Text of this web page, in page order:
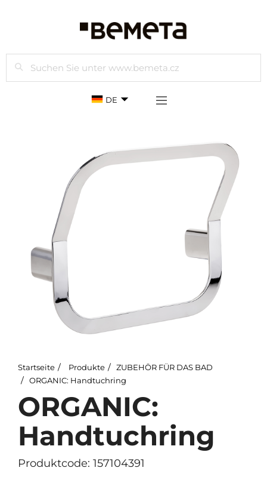
Suchen
DE
Startseite Produkte
ZUBEHÖR FÜR DAS BAD
ORGANIC: Handtuchring
ORGANIC:
Handtuchring
Produktcode: 157104391